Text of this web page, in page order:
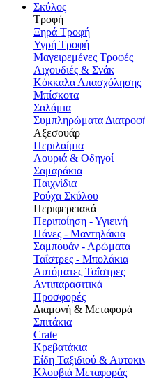
Σκύλος
Τροφή
Ξηρά Τροφή
Υγρή Τροφή
Μαγειρεμένες Τροφές
Λιχουδιές & Σνάκ
Κόκκαλα Απασχόλησης
Μπίσκοτα
Σαλάμια
Συμπληρώματα
Αξεσουάρ
Περιλαίμια
Λουριά & Οδηγοί
Σαμαράκια
Παιχνίδια
Ρούχα Σκύλου
Περιφερειακά
Περιποίηση - Υγιεινή
Πάνες - Μαντηλάκια
Σαμπουάν - Αρώματα
Ταΐστρες - Μπολάκια
Αυτόματες Ταΐστρες
Αντιπαρασιτικά
Προσφορές
Διαμονή & Μεταφορά
Σπιτάκια
Crate
Κρεβατάκια
Είδη Ταξιδιού &
Κλουβιά Μεταφοράς